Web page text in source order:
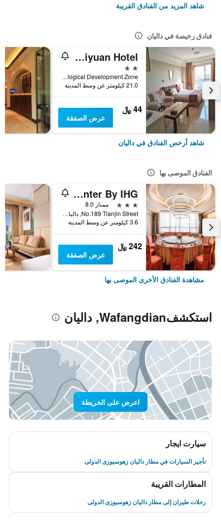
شاهد المزيد من الفنادق القريبة
فنادق رخيصة في داليان
Dalian Kaiyuan Hotel
2 نجمتين
Left Side of Shiyuan International Hall, 156 Jinma Road, Economic And Technological Development Zone, داليان, الصين
21.0 كيلومتر عن وسط المدينة
44 ﷼
عرض الصفقة
شاهد أرخص الفنادق في داليان
الفنادق الموصى بها
Holiday Inn Express Dalian City Center By IHG
3 نجوم
ممتاز 8.0
No.189 Tianjin Street, داليان, الصين
3.6 كيلومتر عن وسط المدينة
242 ﷼
عرض الصفقة
مشاهدة الفنادق الأخرى الموصى بها
استكشفWafangdian, داليان
اعرض على الخريطة
سيارت ايجار
تأجير السيارات في مطار داليان زهوسيوزى الدولى
المطارات القريبة
رحلات طيران إلى مطار داليان زهوسيوزى الدولى